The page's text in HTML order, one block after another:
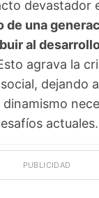
devastador
de una
al
agrava la
dejando
actuales.
PUBLICIDAD